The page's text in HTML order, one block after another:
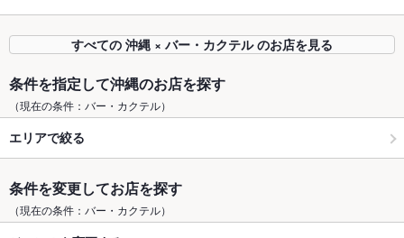
すべての 沖縄 × バー・カクテル のお店を見る
条件を指定して沖縄のお店を探す
（現在の条件：バー・カクテル）
エリアで絞る
条件を変更してお店を探す
（現在の条件：バー・カクテル）